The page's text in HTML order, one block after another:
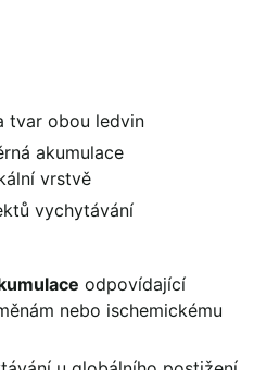
tvar obou ledvin
akumulace
vrstvě
vychytávání
odpovídající
nebo ischemickému